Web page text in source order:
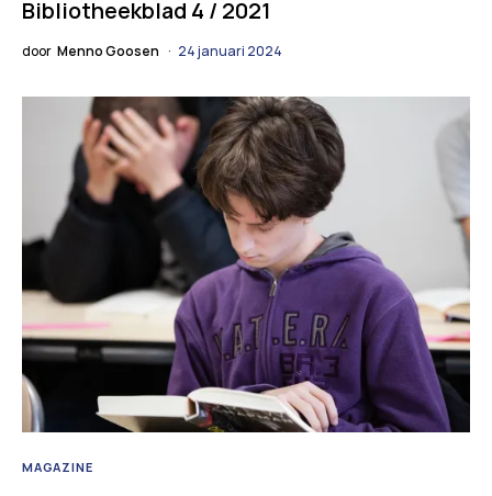
Bibliotheekblad 4 / 2021
door Menno Goosen 24 januari 2024
MAGAZINE